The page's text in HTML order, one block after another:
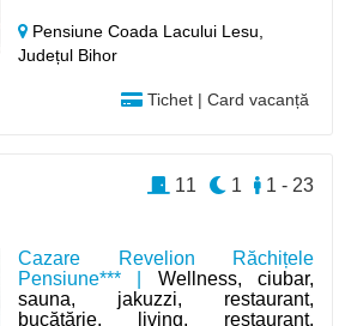
Pensiune Coada Lacului Lesu,
Județul Bihor
Tichet | Card vacanță
Cazare Revelion Răchițele
Pensiune*** | Wellness, ciubar,
sauna, jakuzzi, restaurant,
bucătărie, living, restaurant,
1 - 23
1
11